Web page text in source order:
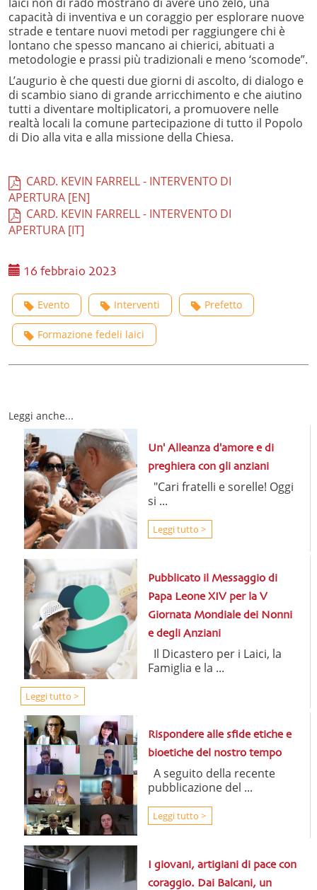
capacità di inventiva e un coraggio per esplorare nuove
strade e tentare nuovi metodi per raggiungere chi è
lontano che spesso mancano ai chierici, abituati a
metodologie e prassi più tradizionali e meno ‘scomode”.
L’augurio è che questi due giorni di ascolto, di dialogo e
di scambio siano di grande arricchimento e che aiutino
tutti a diventare moltiplicatori, a promuovere nelle
realtà locali la comune partecipazione di tutto il Popolo
di Dio alla vita e alla missione della Chiesa.
CARD. KEVIN FARRELL - INTERVENTO DI
APERTURA [EN]
CARD. KEVIN FARRELL - INTERVENTO DI
APERTURA [IT]
16 febbraio 2023
Evento Interventi Prefetto
Formazione fedeli laici
Leggi anche...
Un' Alleanza d'amore e di
preghiera con gli anziani
"Cari fratelli e sorelle! Oggi
si ...
Leggi tutto >
Pubblicato il Messaggio di
Papa Leone XIV per la V
Giornata Mondiale dei Nonni
e degli Anziani
Il Dicastero per i Laici, la
Famiglia e la ...
Leggi tutto >
Rispondere alle sfide etiche e
bioetiche del nostro tempo
A seguito della recente
pubblicazione del ...
Leggi tutto >
I giovani, artigiani di pace con
coraggio. Dai Balcani, un